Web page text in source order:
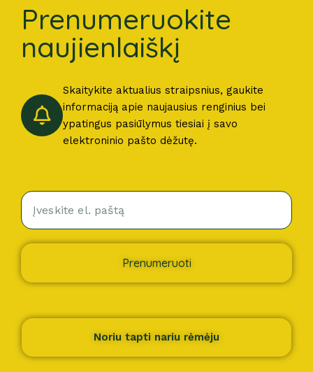
Prenumeruokite
naujienlaiškį
Skaitykite aktualius straipsnius, gaukite
informaciją apie naujausius renginius bei
ypatingus pasiūlymus tiesiai į savo
elektroninio pašto dėžutę.
Prenumeruoti
Noriu tapti nariu rėmėju